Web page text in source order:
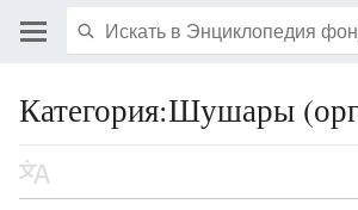
Категория:Шушары